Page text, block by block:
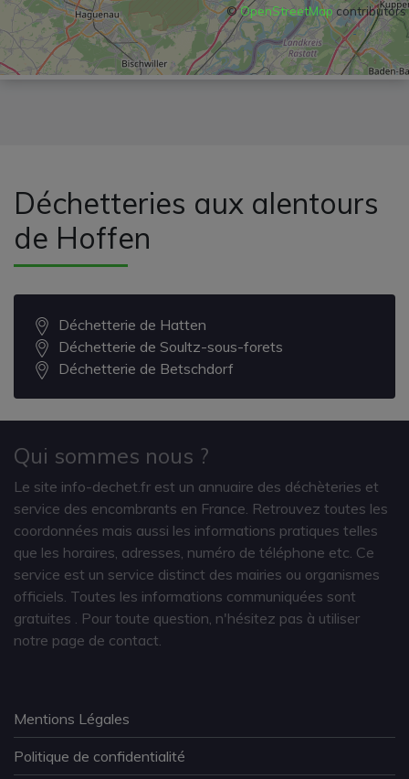
©OpenStreetMap contributors
Déchetteries aux alentours
de Hoffen
Déchetterie de Hatten
Déchetterie de Soultz-sous-forets
Déchetterie de Betschdorf
Qui sommes nous ?
Le site info-dechet.fr est un annuaire des déchèteries et
service des encombrants en France. Retrouvez toutes les
coordonnées mais aussi les informations pratiques telles
que les horaires, adresses, numéro de téléphone etc. Ce
service est un service distinct des mairies ou organismes
officiels. Toutes les informations communiquées sont
gratuites
. Pour toute question, n'hésitez pas à utiliser
notre page de contact.
Mentions Légales
Politique de confidentialité